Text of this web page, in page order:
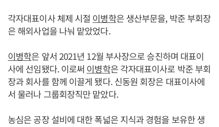
각자대표이사 체제 시절 이병학은 생산부문을, 박준 부회장
은 해외사업을 나눠 맡았었다.
이병학은 앞서 2021년 12월 부사장으로 승진하며 대표이
사에 선임됐다. 이로써 이병학은 각자대표이사로 박준 부회
장과 회사를 함께 이끌게 됐다. 신동원 회장은 대표이사에
서 물러나 그룹회장직만 맡았다.
농심은 공장 설비에 대한 폭넓은 지식과 경험을 보유한 생